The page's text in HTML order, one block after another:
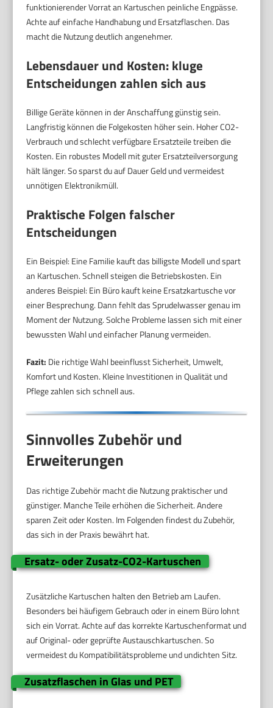
funktionierender Vorrat an Kartuschen peinliche Engpässe.
Achte auf einfache Handhabung und Ersatzflaschen. Das
macht die Nutzung deutlich angenehmer.
Lebensdauer und Kosten: kluge
Entscheidungen zahlen sich aus
Billige Geräte können in der Anschaffung günstig sein.
Langfristig können die Folgekosten höher sein. Hoher CO2-
Verbrauch und schlecht verfügbare Ersatzteile treiben die
Kosten. Ein robustes Modell mit guter Ersatzteilversorgung
hält länger. So sparst du auf Dauer Geld und vermeidest
unnötigen Elektronikmüll.
Praktische Folgen falscher
Entscheidungen
Ein Beispiel: Eine Familie kauft das billigste Modell und spart
an Kartuschen. Schnell steigen die Betriebskosten. Ein
anderes Beispiel: Ein Büro kauft keine Ersatzkartusche vor
einer Besprechung. Dann fehlt das Sprudelwasser genau im
Moment der Nutzung. Solche Probleme lassen sich mit einer
bewussten Wahl und einfacher Planung vermeiden.
Fazit: Die richtige Wahl beeinflusst Sicherheit, Umwelt,
Komfort und Kosten. Kleine Investitionen in Qualität und
Pflege zahlen sich schnell aus.
Sinnvolles Zubehör und
Erweiterungen
Das richtige Zubehör macht die Nutzung praktischer und
günstiger. Manche Teile erhöhen die Sicherheit. Andere
sparen Zeit oder Kosten. Im Folgenden findest du Zubehör,
das sich in der Praxis bewährt hat.
Ersatz- oder Zusatz-CO2-Kartuschen
Zusätzliche Kartuschen halten den Betrieb am Laufen.
Besonders bei häufigem Gebrauch oder in einem Büro lohnt
sich ein Vorrat. Achte auf das korrekte Kartuschenformat und
auf Original- oder geprüfte Austauschkartuschen. So
vermeidest du Kompatibilitätsprobleme und undichten Sitz.
Zusatzflaschen in Glas und PET